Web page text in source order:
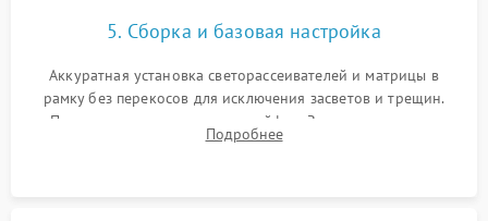
5. Сборка и базовая настройка
Аккуратная установка светорассеивателей и матрицы в
рамку без перекосов для исключения засветов и трещин.
Подключение внутренних шлейфов. Закрытие корпуса.
Сброс настроек и обновление программного обеспечения.
Подробнее